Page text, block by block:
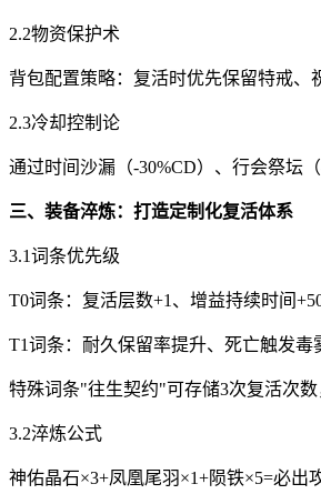
2.2物资保护术
背包配置策略：复活时优先保留特戒、
2.3冷却控制论
通过时间沙漏（-30%CD）、行会祭坛
三、装备淬炼：打造定制化复活体系
3.1词条优先级
T0词条：复活层数+1、增益持续时间
T1词条：耐久保留率提升、死亡触发毒
特殊词条"往生契约"可存储3次复活次
3.2淬炼公式
神佑晶石×3+凤凰尾羽×1+陨铁×5=必出